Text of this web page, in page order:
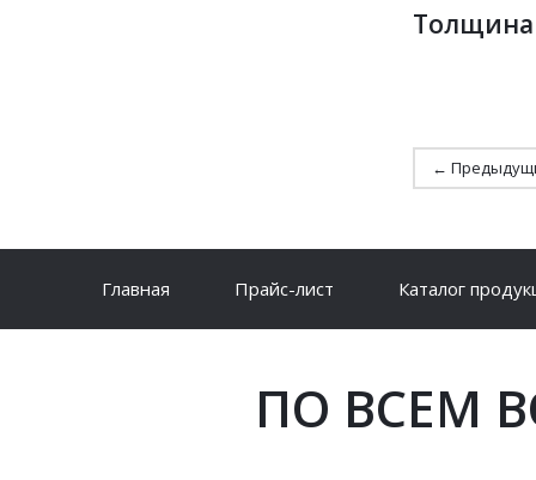
←
Главная Прайс-лист Каталог
ПО ВСЕМ